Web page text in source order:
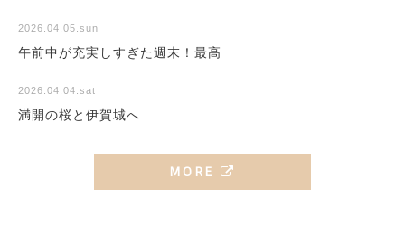
2026.04.05.sun
午前中が充実しすぎた週末！最高
2026.04.04.sat
満開の桜と伊賀城へ
MORE